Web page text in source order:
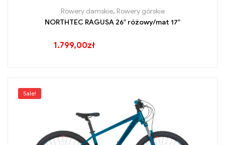
Rowery damskie, Rowery górskie
NORTHTEC RAGUSA 26″ różowy/mat 17″
1.799,00zł
Sale!